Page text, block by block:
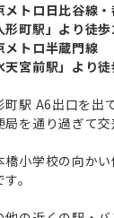
メトロ日比谷線
形町駅」より徒
メトロ半蔵門線
天宮前駅」より
町駅 A6出口を出
局を通り過ぎて
橋小学校の向か
。